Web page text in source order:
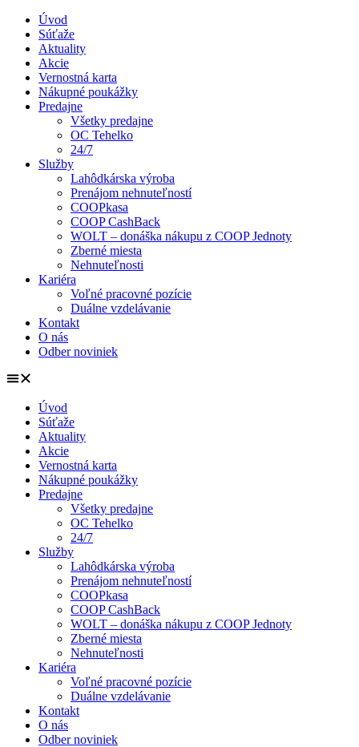
Úvod
Súťaže
Aktuality
Akcie
Vernostná karta
Nákupné poukážky
Predajne
Všetky predajne
OC Tehelko
24/7
Služby
Lahôdkárska výroba
Prenájom nehnuteľností
COOPkasa
COOP CashBack
WOLT – donáška nákupu z COOP Jednoty
Zberné miesta
Nehnuteľnosti
Kariéra
Voľné pracovné pozície
Duálne vzdelávanie
Kontakt
O nás
Odber noviniek
Úvod
Súťaže
Aktuality
Akcie
Vernostná karta
Nákupné poukážky
Predajne
Všetky predajne
OC Tehelko
24/7
Služby
Lahôdkárska výroba
Prenájom nehnuteľností
COOPkasa
COOP CashBack
WOLT – donáška nákupu z COOP Jednoty
Zberné miesta
Nehnuteľnosti
Kariéra
Voľné pracovné pozície
Duálne vzdelávanie
Kontakt
O nás
Odber noviniek